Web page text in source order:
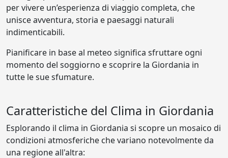
per vivere un’esperienza di viaggio completa, che
unisce avventura, storia e paesaggi naturali
indimenticabili.
Pianificare in base al meteo significa sfruttare ogni
momento del soggiorno e scoprire la Giordania in
tutte le sue sfumature.
Caratteristiche del Clima in Giordania
Esplorando il clima in Giordania si scopre un mosaico di
condizioni atmosferiche che variano notevolmente da
una regione all'altra: